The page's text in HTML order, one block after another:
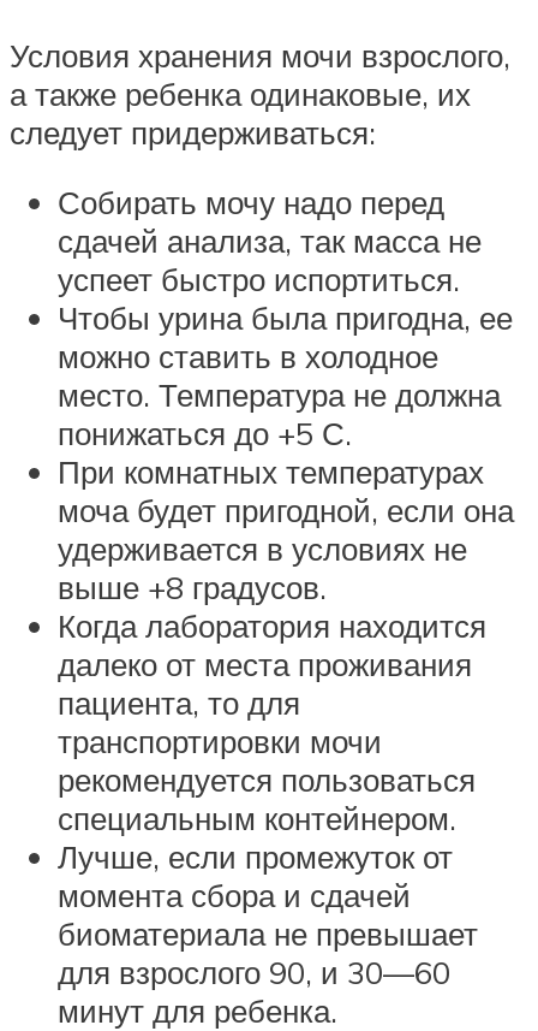
Условия хранения мочи взрослого,
а также ребенка одинаковые, их
следует придерживаться:
Собирать мочу надо перед
сдачей анализа, так масса не
успеет быстро испортиться.
Чтобы урина была пригодна, ее
можно ставить в холодное
место. Температура не должна
понижаться до +5 С.
При комнатных температурах
моча будет пригодной, если она
удерживается в условиях не
выше +8 градусов.
Когда лаборатория находится
далеко от места проживания
пациента, то для
транспортировки мочи
рекомендуется пользоваться
специальным контейнером.
Лучше, если промежуток от
момента сбора и сдачей
биоматериала не превышает
для взрослого 90, и 30—60
минут для ребенка.